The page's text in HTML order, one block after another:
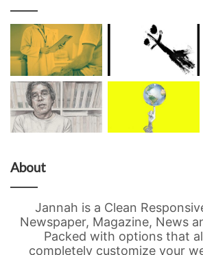
About
Jannah is a Clean
Newspaper, Magazine, News
Packed with options that
completely customize your